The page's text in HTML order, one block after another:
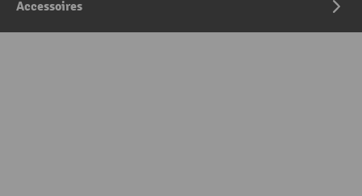
Accessoires